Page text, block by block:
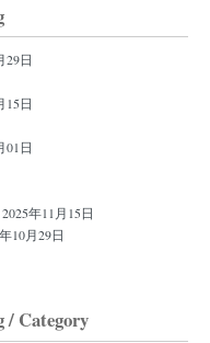
29日
15日
01日
2025年11月15日
10月29日
Category